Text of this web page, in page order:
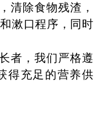
清除食物残渣，
漱口程序，同时
者，我们严格遵
得充足的营养供